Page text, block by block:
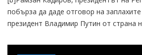
побърза да даде отговор на
президент Владимир Путин от страна